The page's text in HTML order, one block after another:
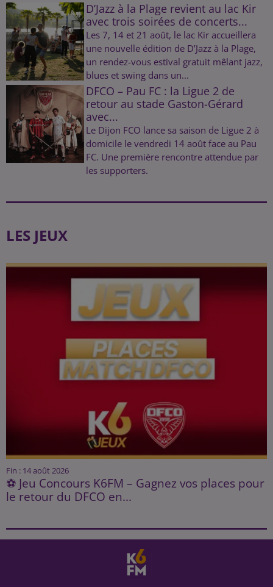
D’Jazz à la Plage revient au lac Kir
avec trois soirées de concerts...
Les 7, 14 et 21 août, le lac Kir accueillera
une nouvelle édition de D’Jazz à la Plage,
un rendez-vous estival gratuit mêlant jazz,
blues et swing dans un...
DFCO – Pau FC : la Ligue 2 de
retour au stade Gaston-Gérard
avec...
Le Dijon FCO lance sa saison de Ligue 2 à
domicile le vendredi 14 août face au Pau
FC. Une première rencontre attendue par
les supporters.
LES JEUX
Fin : 14 août 2026
⚽ Jeu Concours K6FM – Gagnez vos places pour
le retour du DFCO en...